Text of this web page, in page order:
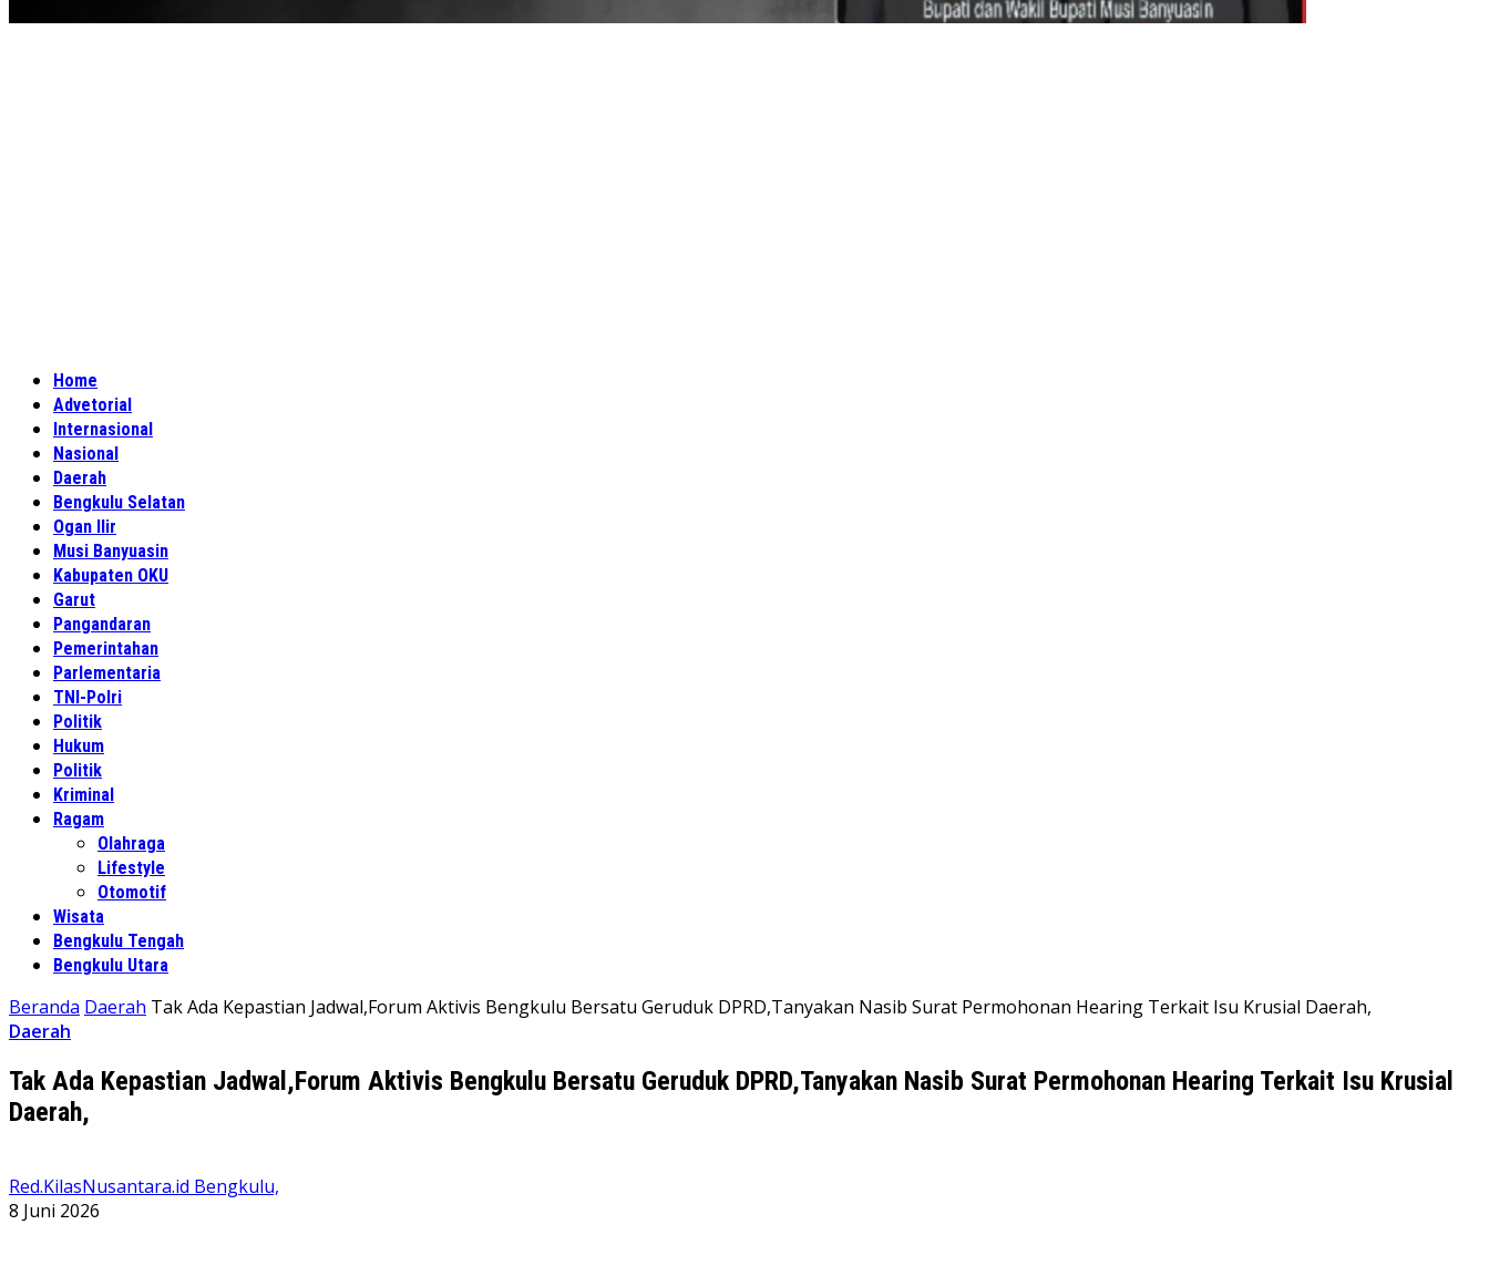
Home
Advetorial
Internasional
Nasional
Daerah
Bengkulu Selatan
Ogan Ilir
Musi Banyuasin
Kabupaten OKU
Garut
Pangandaran
Pemerintahan
Parlementaria
TNI-Polri
Politik
Hukum
Politik
Kriminal
Ragam
Olahraga
Lifestyle
Otomotif
Wisata
Bengkulu Tengah
Bengkulu Utara
Beranda Daerah Tak Ada Kepastian Jadwal,Forum Aktivis Bengkulu Bersatu Geruduk DPRD,Tanyakan Nasib Surat Permohonan Hearing Terkait Isu Krusial Daerah,
Daerah
Tak Ada Kepastian Jadwal,Forum Aktivis Bengkulu Bersatu Geruduk DPRD,Tanyakan Nasib Surat Permohonan Hearing Terkait Isu Krusial
Daerah,
Red.KilasNusantara.id Bengkulu,
8 Juni 2026